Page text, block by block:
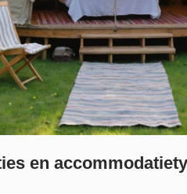
en